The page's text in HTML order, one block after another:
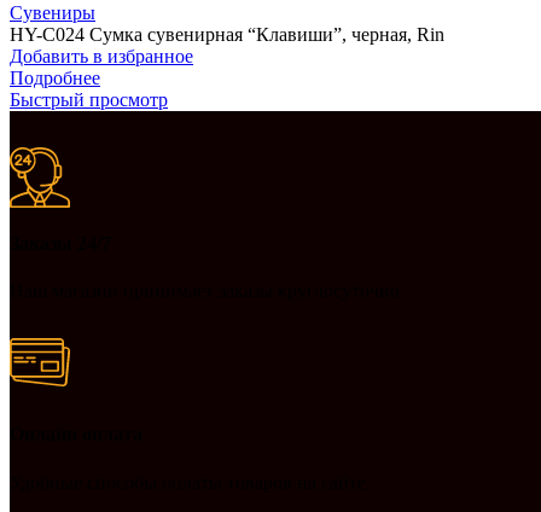
Сувениры
HY-C024 Сумка сувенирная “Клавиши”, черная, Rin
Добавить в избранное
Подробнее
Быстрый просмотр